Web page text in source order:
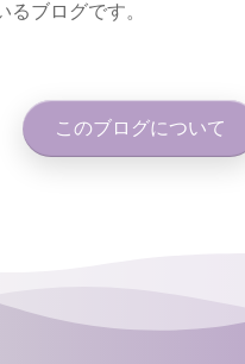
るブログです。
このブログについて